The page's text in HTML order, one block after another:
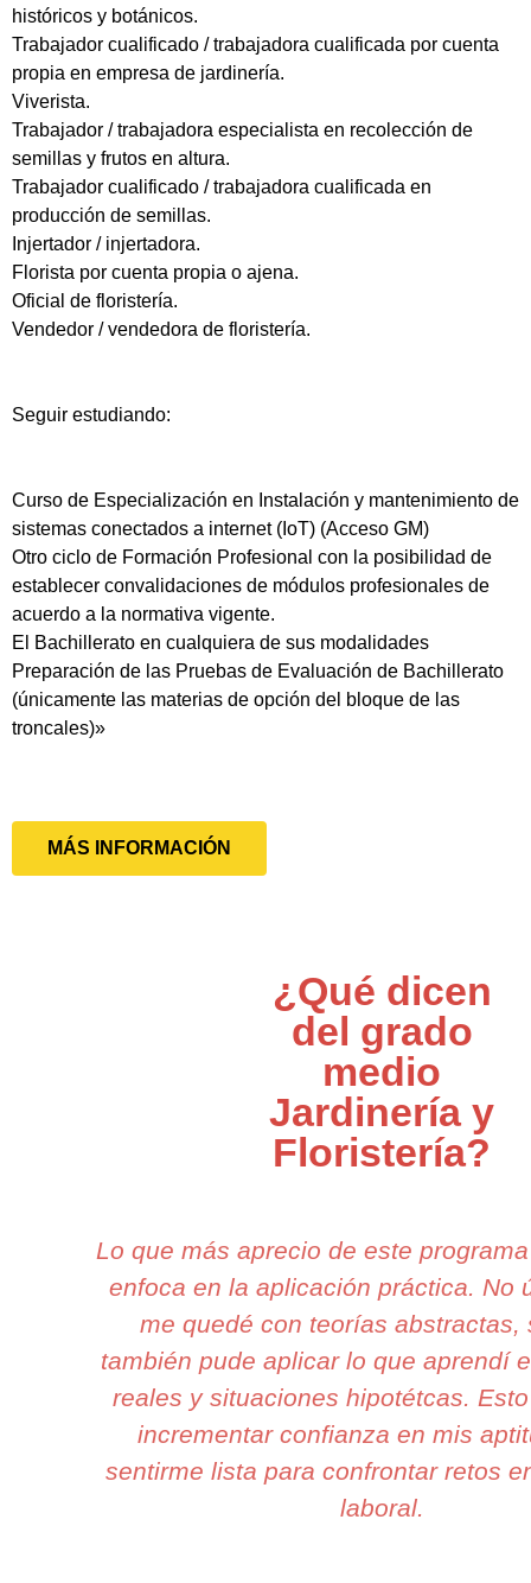
históricos y botánicos.
Trabajador cualificado / trabajadora cualificada por cuenta
propia en empresa de jardinería.
Viverista.
Trabajador / trabajadora especialista en recolección de
semillas y frutos en altura.
Trabajador cualificado / trabajadora cualificada en
producción de semillas.
Injertador / injertadora.
Florista por cuenta propia o ajena.
Oficial de floristería.
Vendedor / vendedora de floristería.
Seguir estudiando:
Curso de Especialización en Instalación y mantenimiento de
sistemas conectados a internet (IoT) (Acceso GM)
Otro ciclo de Formación Profesional con la posibilidad de
establecer convalidaciones de módulos profesionales de
acuerdo a la normativa vigente.
El Bachillerato en cualquiera de sus modalidades
Preparación de las Pruebas de Evaluación de Bachillerato
(únicamente las materias de opción del bloque de las
troncales)»
MÁS INFORMACIÓN
¿Qué dicen
del grado
medio
Jardinería y
Floristería?
Lo que más aprecio de este
enfoca en la aplicación práctica. No
me quedé con teorías abstractas,
también pude aplicar lo que aprendí
reales y situaciones hipotétcas.
incrementar confianza en mis
sentirme lista para confrontar retos
laboral.